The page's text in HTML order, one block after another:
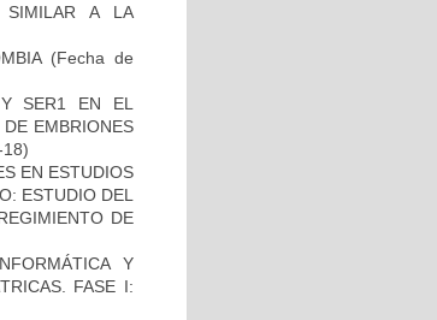
SIMILAR A LA
(Fecha de
SER1 EN EL
EMBRIONES
EN ESTUDIOS
ESTUDIO DEL
DE
Y
FASE I: